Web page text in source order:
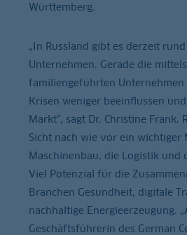
Württemberg.
„In Russland gibt es derzeit
Unternehmen. Gerade die
familiengeführten Unternehmen
Krisen weniger beeinflussen
Markt“, sagt Dr. Christine Frank.
Sicht nach wie vor ein wichtiger
Maschinenbau, die Logistik und
Viel Potenzial für die
Branchen Gesundheit, digitale
nachhaltige Energieerzeugung.
Geschäftsführerin des German